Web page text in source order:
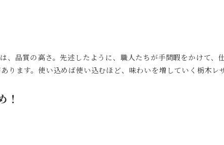
、品質の高さ。先述したように、職人たちが手間暇をかけて、
ります。使い込めば使い込むほど、味わいを増していく栃木レ
！